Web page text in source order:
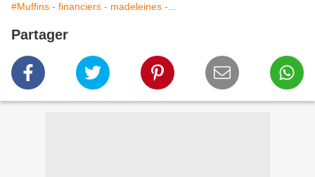
#Muffins - financiers - madeleines -...
Partager